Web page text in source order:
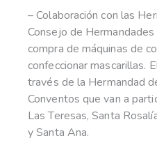
– Colaboración con las
Consejo de Hermandades
compra de máquinas de
confeccionar mascarillas.
través de la Hermandad
Conventos que van a
Las Teresas, Santa
y Santa Ana.